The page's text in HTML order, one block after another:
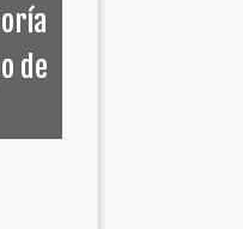
de